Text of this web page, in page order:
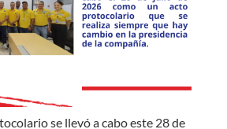
se llevó a cabo este 28 de